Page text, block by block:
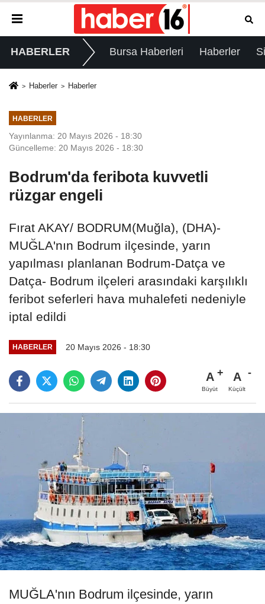
HABERLER Bursa Haberleri Haberler
Haberler Haberler
HABERLER
Yayınlanma: 20 Mayıs 2026 - 18:30
Güncelleme: 20 Mayıs 2026 - 18:30
Bodrum'da feribota kuvvetli
rüzgar engeli
Fırat AKAY/ BODRUM(Muğla), (DHA)-
MUĞLA'nın Bodrum ilçesinde, yarın
yapılması planlanan Bodrum-Datça ve
Datça- Bodrum ilçeleri arasındaki karşılıklı
feribot seferleri hava muhalefeti nedeniyle
iptal edildi
HABERLER 20 Mayıs 2026 - 18:30
A
Büyüt
A
Küçült
MUĞLA'nın Bodrum ilçesinde, yarın